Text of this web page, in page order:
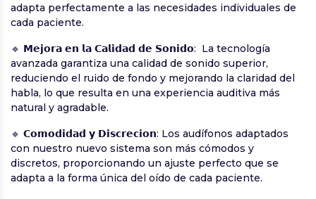
adapta perfectamente a las necesidades individuales de
cada paciente.
🔹 𝗠𝗲𝗷𝗼𝗿𝗮 𝗲𝗻 𝗹𝗮 𝗖𝗮𝗹𝗶𝗱𝗮𝗱 𝗱𝗲 𝗦𝗼𝗻𝗶𝗱𝗼: La tecnología
avanzada garantiza una calidad de sonido superior,
reduciendo el ruido de fondo y mejorando la claridad del
habla, lo que resulta en una experiencia auditiva más
natural y agradable.
🔹 𝗖𝗼𝗺𝗼𝗱𝗶𝗱𝗮𝗱 𝘆 𝗗𝗶𝘀𝗰𝗿𝗲𝗰𝗶𝗼𝗻: Los audífonos adaptados
con nuestro nuevo sistema son más cómodos y
discretos, proporcionando un ajuste perfecto que se
adapta a la forma única del oído de cada paciente.